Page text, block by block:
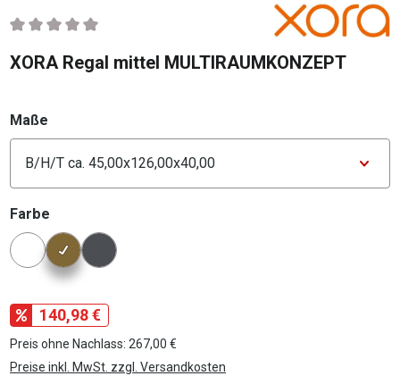
Durchschnittliche Bewertung von 0 von 5 Sternen
XORA Regal mittel MULTIRAUMKONZEPT
Maße
Farbe
Konfigurator Farbe
140,98 €
Preis ohne Nachlass: 267,00 €
Preise inkl. MwSt. zzgl. Versandkosten